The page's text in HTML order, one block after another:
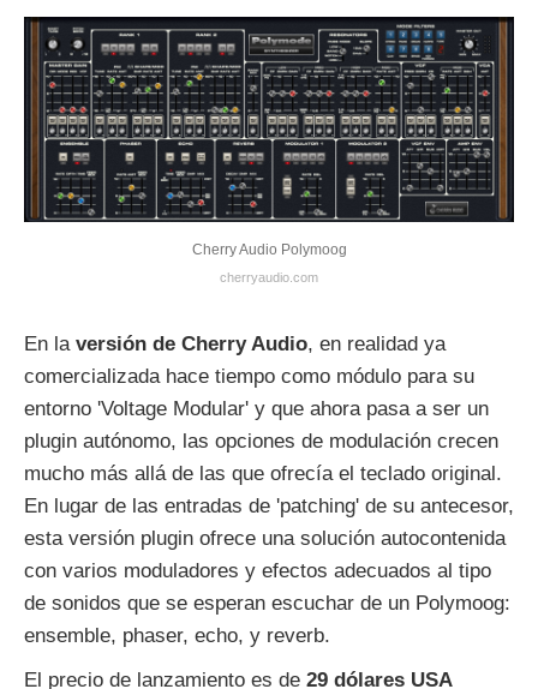
Cherry Audio Polymoog
cherryaudio.com
En la versión de Cherry Audio, en realidad ya
comercializada hace tiempo como módulo para su
entorno 'Voltage Modular' y que ahora pasa a ser un
plugin autónomo, las opciones de modulación crecen
mucho más allá de las que ofrecía el teclado original.
En lugar de las entradas de 'patching' de su antecesor,
esta versión plugin ofrece una solución autocontenida
con varios moduladores y efectos adecuados al tipo
de sonidos que se esperan escuchar de un Polymoog:
ensemble, phaser, echo, y reverb.
El precio de lanzamiento es de 29 dólares USA